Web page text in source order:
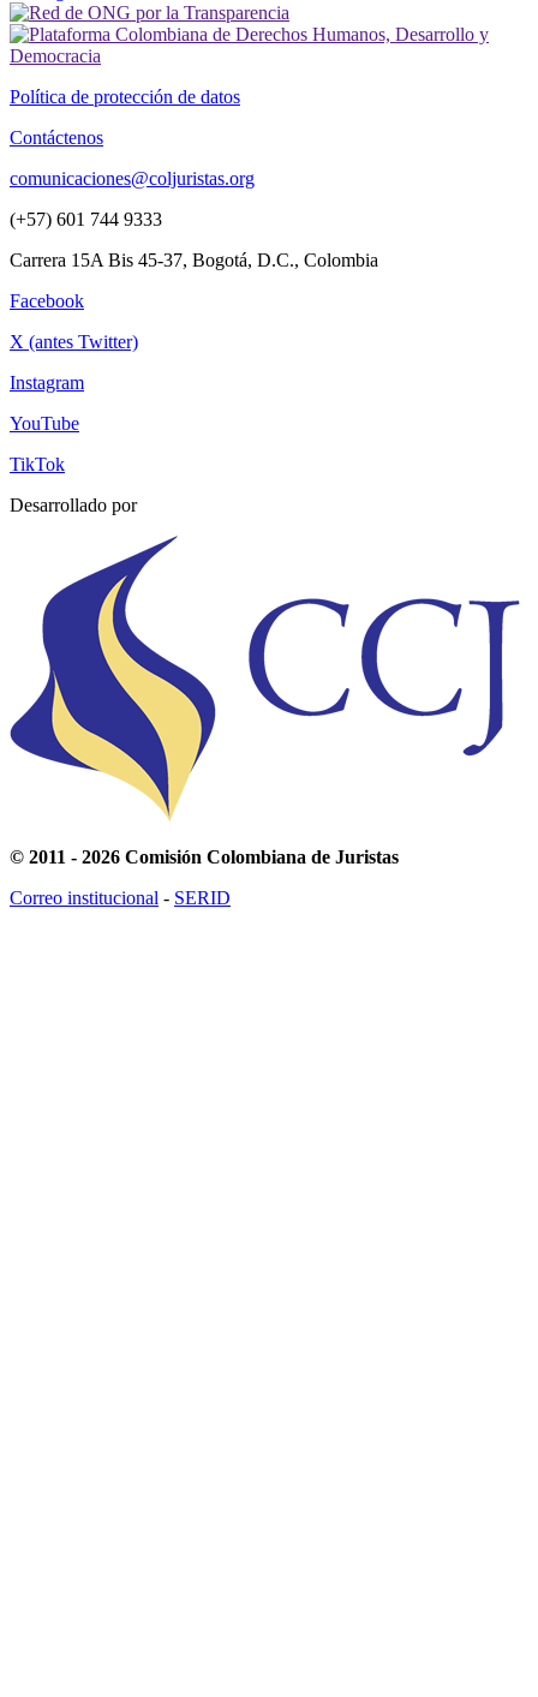
Política de protección de datos
Contáctenos
comunicaciones@coljuristas.org
(+57) 601 744 9333
Carrera 15A Bis 45-37, Bogotá, D.C., Colombia
Facebook
X (antes Twitter)
Instagram
YouTube
TikTok
Desarrollado por
© 2011 - 2026 Comisión Colombiana de Juristas
Correo institucional - SERID